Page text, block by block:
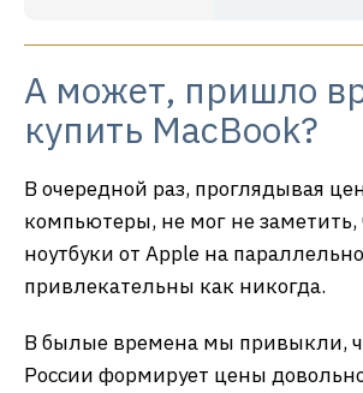
А может, пришло
купить MacBook?
В очередной раз, проглядывая
компьютеры, не мог не
ноутбуки от Apple на
привлекательны как никогда.
В былые времена мы привыкли,
России формирует цены